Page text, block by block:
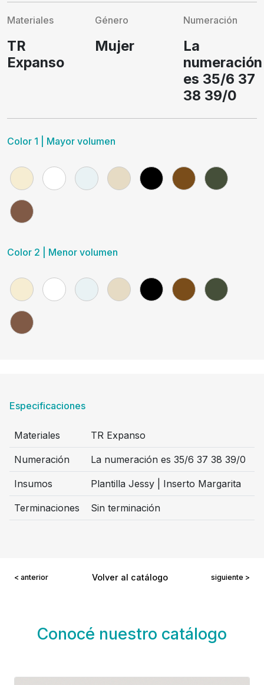
Materiales
TR
Expanso
Género
Mujer
Numeración
La
numeración
es 35/6 37
38 39/0
Color 1 | Mayor volumen
Color 2 | Menor volumen
Especificaciones
Materiales TR Expanso
Numeración La numeración es 35/6 37 38 39/0
Insumos Plantilla Jessy | Inserto Margarita
Terminaciones Sin terminación
< anterior Volver al catálogo siguiente >
Conocé nuestro catálogo